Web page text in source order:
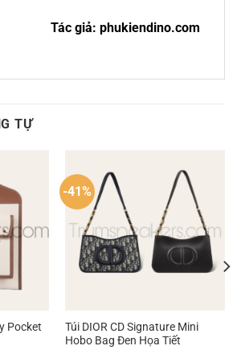
Tác giả: phukiendino.com
TỰ
Pocket
-41%
Túi DIOR CD Signature Mini
Hobo Bag Đen Họa Tiết